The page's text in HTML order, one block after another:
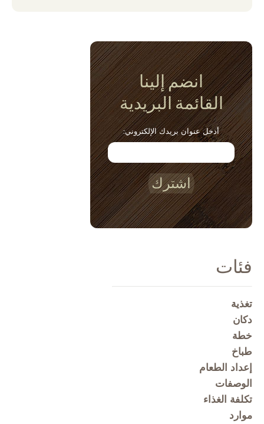
انضم إلينا
القائمة البريدية
أدخل عنوان بريدك الإلكتروني:
اشترك
فئات
تغذية
دكان
خطة
طباخ
إعداد الطعام
الوصفات
تكلفة الغذاء
موارد